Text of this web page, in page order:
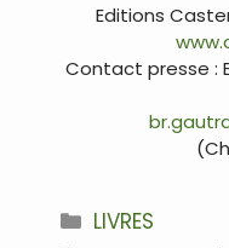
Editions
Contact presse :
Catégories
LIVRES